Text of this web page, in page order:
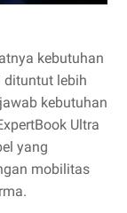
kebutuhan
dituntut lebih
kebutuhan
Ultra
yang
mobilitas